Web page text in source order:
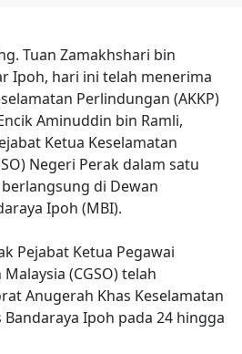
Tuan Zamakhshari bin
Ipoh, hari ini telah menerima
Perlindungan (AKKP)
Aminuddin bin Ramli,
Ketua Keselamatan
Negeri Perak dalam satu
di Dewan
Ipoh (MBI).
Pejabat Ketua Pegawai
(CGSO) telah
Anugerah Khas Keselamatan
Ipoh pada 24 hingga